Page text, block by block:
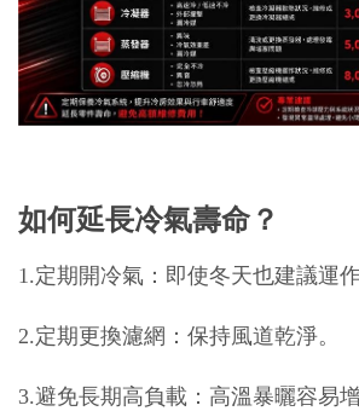
如何延長冷氣壽命？
1.定期開冷氣：即使冬天也建議運作
2.定期更換濾網：保持風道乾淨。
3.避免長期高負載：高溫暴曬容易增